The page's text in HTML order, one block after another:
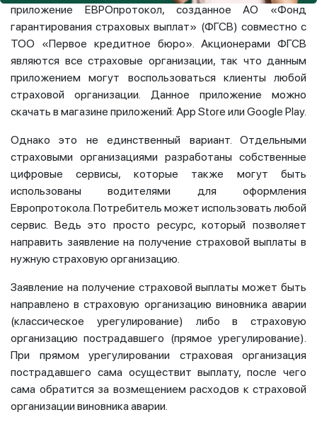
приложение ЕВРОпротокол, созданное АО «Фонд
гарантирования страховых выплат» (ФГСВ) совместно с
ТОО «Первое кредитное бюро». Акционерами ФГСВ
являются все страховые организации, так что данным
приложением могут воспользоваться клиенты любой
страховой организации. Данное приложение можно
скачать в магазине приложений: App Store или Google Play.
Однако это не единственный вариант. Отдельными
страховыми организациями разработаны собственные
цифровые сервисы, которые также могут быть
использованы водителями для оформления
Европротокола. Потребитель может использовать любой
сервис. Ведь это просто ресурс, который позволяет
направить заявление на получение страховой выплаты в
нужную страховую организацию.
Заявление на получение страховой выплаты может быть
направлено в страховую организацию виновника аварии
(классическое урегулирование) либо в страховую
организацию пострадавшего (прямое урегулирование).
При прямом урегулировании страховая организация
пострадавшего сама осуществит выплату, после чего
сама обратится за возмещением расходов к страховой
организации виновника аварии.